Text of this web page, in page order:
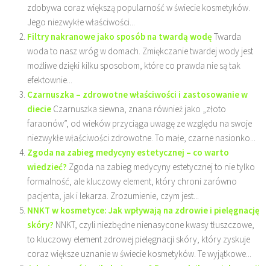
zdobywa coraz większą popularność w świecie kosmetyków.
Jego niezwykłe właściwości...
Filtry nakranowe jako sposób na twardą wodę Twarda
woda to nasz wróg w domach. Zmiękczanie twardej wody jest
możliwe dzięki kilku sposobom, które co prawda nie są tak
efektownie...
Czarnuszka – zdrowotne właściwości i zastosowanie w
diecie Czarnuszka siewna, znana również jako „złoto
faraonów”, od wieków przyciąga uwagę ze względu na swoje
niezwykłe właściwości zdrowotne. To małe, czarne nasionko...
Zgoda na zabieg medycyny estetycznej – co warto
wiedzieć? Zgoda na zabieg medycyny estetycznej to nie tylko
formalność, ale kluczowy element, który chroni zarówno
pacjenta, jak i lekarza. Zrozumienie, czym jest...
NNKT w kosmetyce: Jak wpływają na zdrowie i pielęgnację
skóry? NNKT, czyli niezbędne nienasycone kwasy tłuszczowe,
to kluczowy element zdrowej pielęgnacji skóry, który zyskuje
coraz większe uznanie w świecie kosmetyków. Te wyjątkowe...